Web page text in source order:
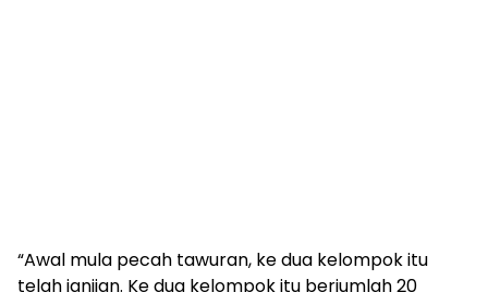
“Awal mula pecah tawuran, ke dua kelompok itu
telah janjian. Ke dua kelompok itu berjumlah 20